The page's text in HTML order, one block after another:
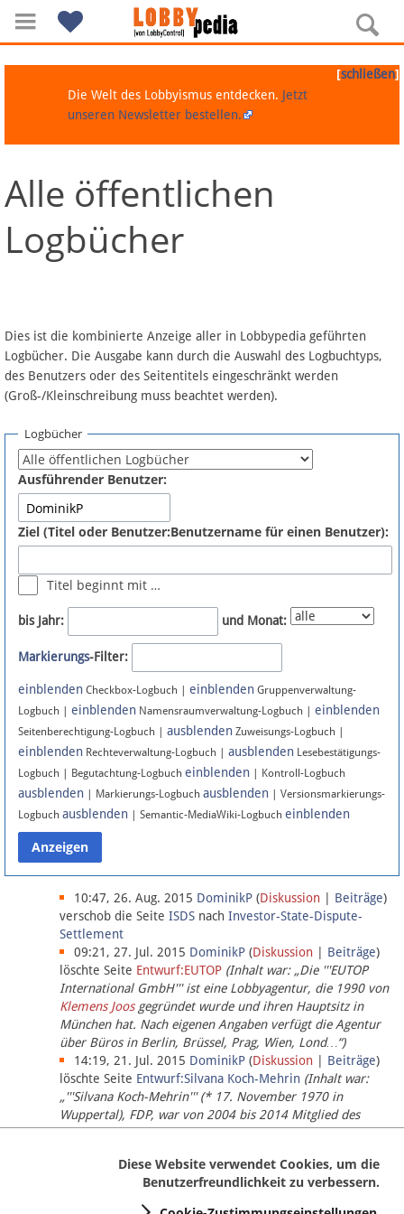
Navigation
Über Lobbypedia
Artikel nach Kategorien
FAQ
Fördermitglied werden
Fehler melden
Newsletter
Bluesky
Facebook
Instagram
Anmelden
Datenschutz
Über Lobbypedia
Impressum
[schließen]
Die Welt des Lobbyismus entdecken. Jetzt
unseren Newsletter bestellen.
Alle öffentlichen
Logbücher
Dies ist die kombinierte Anzeige aller in Lobbypedia geführten
Logbücher. Die Ausgabe kann durch die Auswahl des Logbuchtyps,
des Benutzers oder des Seitentitels eingeschränkt werden
(Groß-/Kleinschreibung muss beachtet werden).
Logbücher
Ausführender Benutzer:
Ziel (Titel oder Benutzer:Benutzername für einen Benutzer):
Titel beginnt mit …
bis Jahr: und Monat:
Markierungs-Filter:
einblenden Checkbox-Logbuch | einblenden Gruppenverwaltung-
Logbuch | einblenden Namensraumverwaltung-Logbuch | einblenden
Seitenberechtigung-Logbuch | ausblenden Zuweisungs-Logbuch |
einblenden Rechteverwaltung-Logbuch | ausblenden Lesebestätigungs-
Logbuch | Begutachtung-Logbuch einblenden | Kontroll-Logbuch
ausblenden | Markierungs-Logbuch ausblenden | Versionsmarkierungs-
Logbuch ausblenden | Semantic-MediaWiki-Logbuch einblenden
10:47, 26. Aug. 2015 DominikP (Diskussion Beiträge)
verschob die Seite ISDS nach Investor-State-Dispute-
Settlement
09:21, 27. Jul. 2015 DominikP (Diskussion Beiträge)
löschte Seite Entwurf:EUTOP (Inhalt war: „Die '''EUTOP
International GmbH''' ist eine Lobbyagentur, die 1990 von
Klemens Joosgegründet wurde und ihren Hauptsitz in
München hat. Nach eigenen Angaben verfügt die Agentur
über Büros in Berlin, Brüssel, Prag, Wien, Lond…“)
14:19, 21. Jul. 2015 DominikP (Diskussion Beiträge)
löschte Seite Entwurf:Silvana Koch-Mehrin (Inhalt war:
„'''Silvana Koch-Mehrin''' (* 17. November 1970 in
Wuppertal), FDP, war von 2004 bis 2014 Mitglied des
Europäischen Parlaments, seit November 2014 ist sie für
Diese Website verwendet Cookies, um die
Benutzerfreundlichkeit zu verbessern.